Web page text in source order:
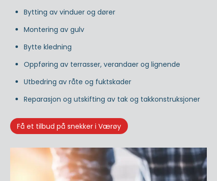
Bytting av vinduer og dører
Montering av gulv
Bytte kledning
Oppføring av terrasser, verandaer og lignende
Utbedring av råte og fuktskader
Reparasjon og utskifting av tak og takkonstruksjoner
Få et tilbud på snekker i Værøy